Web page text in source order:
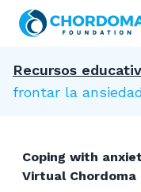
Skip to Main Content
Recursos
Afrontar la
Coping with
Virtual Chordoma